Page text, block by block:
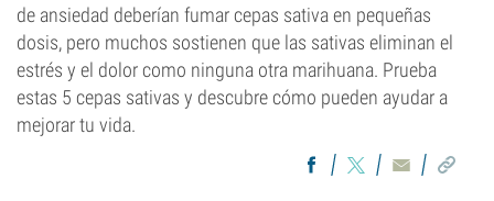
de ansiedad deberían fumar cepas sativa en pequeñas
dosis, pero muchos sostienen que las sativas eliminan el
estrés y el dolor como ninguna otra marihuana. Prueba
estas 5 cepas sativas y descubre cómo pueden ayudar a
mejorar tu vida.